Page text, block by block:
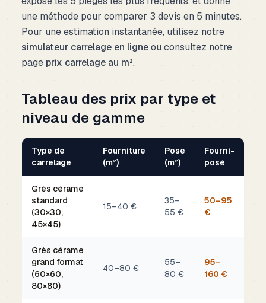
une méthode pour comparer 3 devis en 5 minutes.
Pour une estimation instantanée, utilisez notre
simulateur carrelage en ligneou consultez notre
page prix carrelage au m².
Tableau des prix par type et
niveau de gamme
Type de
carrelage
Fourniture
(m²)
Pose
(m²)
Fourni-
posé
Grès cérame
standard
(30×30,
45×45)
15–40 €
35–
55 €
50–95
€
Grès cérame
grand format
(60×60,
80×80)
40–80 €
55–
80 €
95–
160 €